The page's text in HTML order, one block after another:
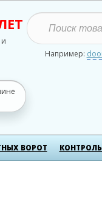
Например:
ВОРОТ